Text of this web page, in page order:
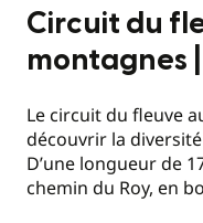
Circuit du
montagnes |
Le circuit du fleuve
découvrir la
D’une longueur de
chemin du Roy, en